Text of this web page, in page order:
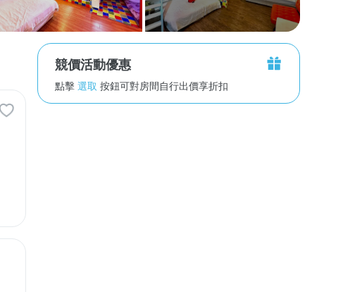
競價活動優惠
點擊 選取 按鈕可對房間自行出價享折扣